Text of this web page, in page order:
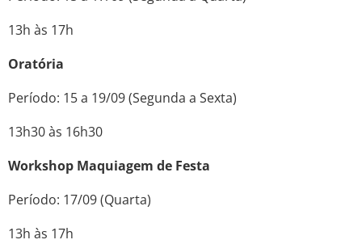
13h às 17h
Oratória
Período: 15 a 19/09 (Segunda a Sexta)
13h30 às 16h30
Workshop Maquiagem de Festa
Período: 17/09 (Quarta)
13h às 17h